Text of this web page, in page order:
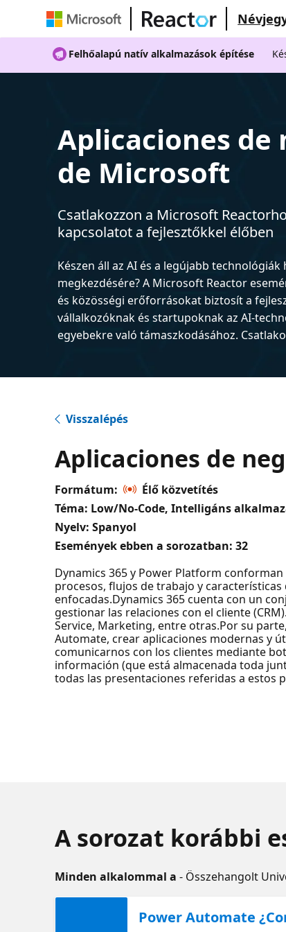
Felhőalapú natív alkalmazások építése
Aplicaciones de
de Microsoft
Csatlakozzon a Microsoft
kapcsolatot a fejlesztőkkel élőben
Készen áll az AI és a legújabb technológiák
megkezdésére? A Microsoft Reactor
és közösségi erőforrásokat biztosít a
vállalkozóknak és startupoknak az AI-
egyebekre való támaszkodásához.
Visszalépés
Aplicaciones de
Formátum:
Élő közvetítés
Téma: Low/No-Code, Intelligáns
Nyelv: Spanyol
Események ebben a sorozatban: 32
Dynamics 365 y Power Platform
procesos, flujos de trabajo y
enfocadas.Dynamics 365 cuenta con un
gestionar las relaciones con el cliente
Service, Marketing, entre otras.Por su
Automate, crear aplicaciones modernas y
comunicarnos con los clientes mediante
información (que está almacenada toda
todas las presentaciones referidas a estos
A sorozat korábbi
Minden alkalommal a- Összehangolt
Power Automate